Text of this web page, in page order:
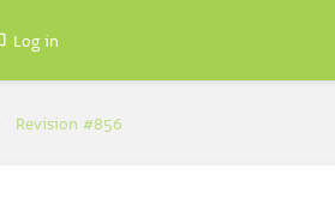
Log in
Revision #856